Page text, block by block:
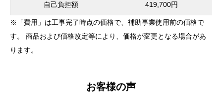
自己負担額 419,700円
※「費用」は工事完了時点の価格で、補助事業使用前の価格で
す。 商品および価格改定等により、価格が変更となる場合があ
ります。
お客様の声